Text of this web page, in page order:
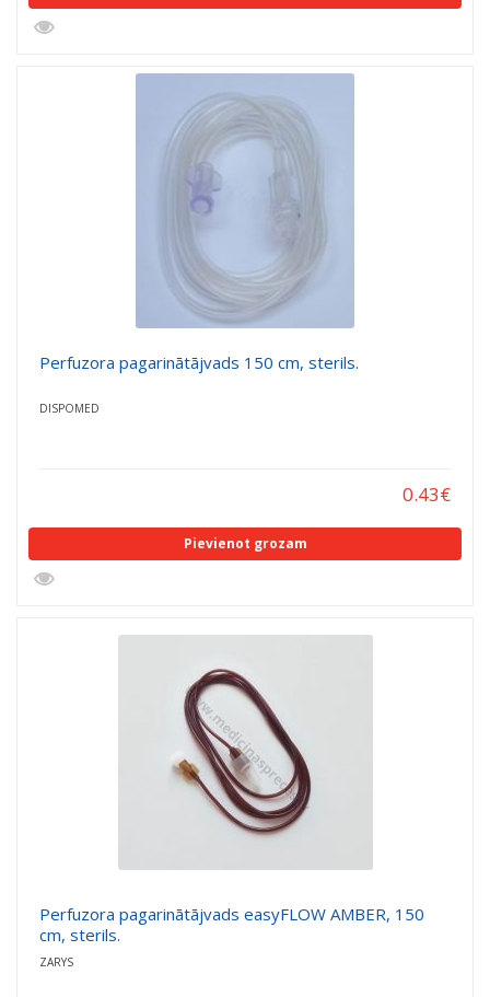
Perfuzora pagarinātājvads 150 cm, sterils.
DISPOMED
0.43€
Pievienot grozam
Perfuzora pagarinātājvads easyFLOW AMBER, 150
cm, sterils.
ZARYS